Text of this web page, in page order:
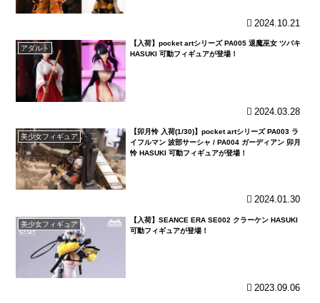
2024.10.21
アダルト
【入荷】pocket artシリーズ PA005 退魔巫女 ツバキ
HASUKI 可動フィギュアが登場！
2024.03.28
美少女フィギュア
【卯月怜 入荷(1/30)】pocket artシリーズ PA003 ラ
イフルマン 波部サーシャ / PA004 ガーディアン 卯月
怜 HASUKI 可動フィギュアが登場！
2024.01.30
美少女フィギュア
【入荷】SEANCE ERA SE002 クラーケン HASUKI
可動フィギュアが登場！
2023.09.06